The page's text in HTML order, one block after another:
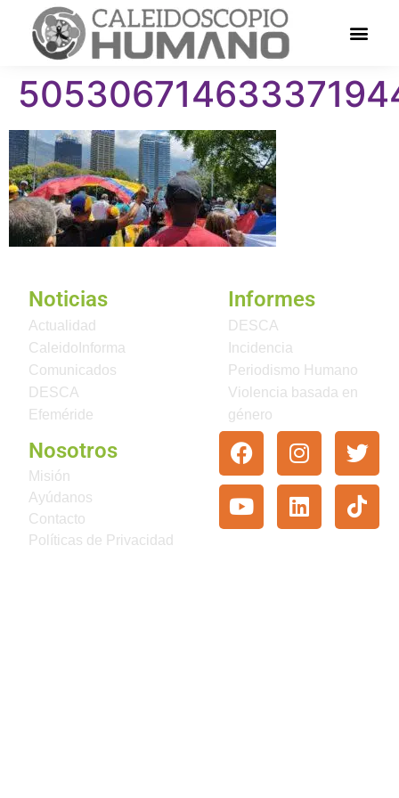
Noticias
Actualidad
CaleidoInforma
Comunicados
DESCA
Efeméride
Informes
DESCA
Incidencia
Periodismo Humano
Violencia basada en
género
Nosotros
Misión
Ayúdanos
Contacto
Políticas de Privacidad